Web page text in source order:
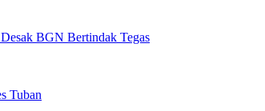
BGN Bertindak Tegas
Tuban